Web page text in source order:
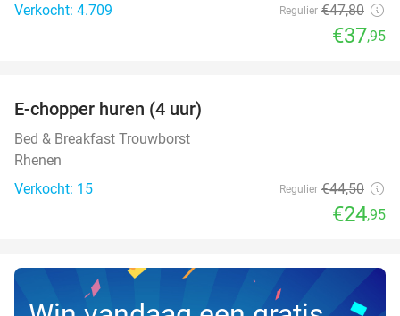
Verkocht: 4.709
Regulier €47,80
€37,95
NEW
TODAY
E-chopper huren (4 uur)
Bed & Breakfast Trouwborst
Rhenen
Verkocht: 15
Regulier €44,50
€24,95